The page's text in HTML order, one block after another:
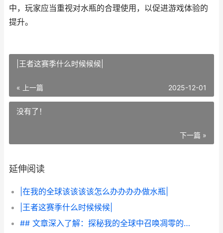
中，玩家应当重视对水瓶的合理使用，以促进游戏体验的
提升。
|王者这赛季什么时候候候|
« 上一篇 2025-12-01
没有了！
下一篇 »
延伸阅读
|在我的全球该该该该怎么办办办办做水瓶|
|王者这赛季什么时候候候|
## 文章深入了解：探秘我的全球中召唤凋零的奥秘